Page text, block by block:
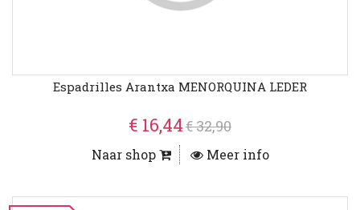
Espadrilles Arantxa MENORQUINA LEDER
€ 16,44€ 32,90
Naar shop Meer info